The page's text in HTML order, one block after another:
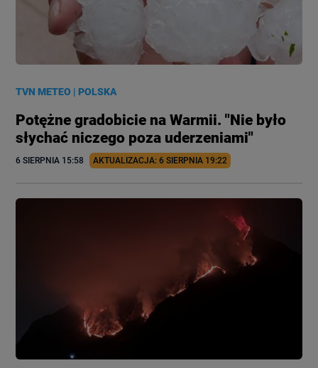
TVN METEO |POLSKA
Potężne gradobicie na Warmii. "Nie było
słychać niczego poza uderzeniami"
6 SIERPNIA 15:58 AKTUALIZACJA: 6 SIERPNIA 19:22